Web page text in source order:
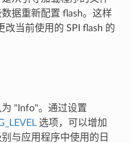
据重新配置 flash。这样
改当前使用的 SPI flash 的
"Info"。通过设置
选项，可以增加
与应用程序中使用的日